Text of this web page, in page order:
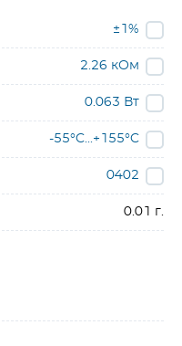
±1%
2.26 кОм
0.063 Вт
-55°C...+155°C
0402
0.01 г.